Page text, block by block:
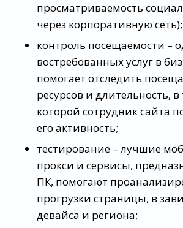
просматриваемость
через корпоративную сеть);
контроль посещаемости –
востребованных услуг в
помогает отследить
ресурсов и длительность,
которой сотрудник сайта
его активность;
тестирование – лучшие
прокси и сервисы,
ПК, помогают
прогрузки страницы, в
девайса и региона;